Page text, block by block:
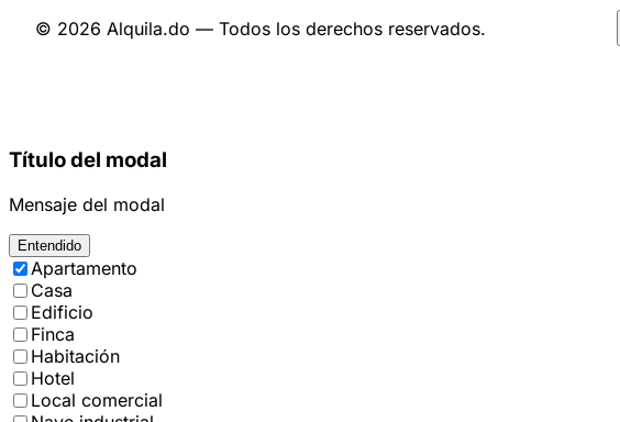
© 2026 Alquila.do — Todos los derechos reservados.
Título del modal
Mensaje del modal
Entendido
Apartamento
Casa
Edificio
Finca
Habitación
Hotel
Local comercial